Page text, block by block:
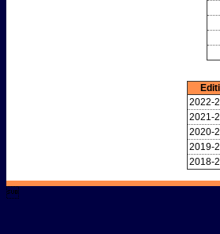
2022-
2021-
2020-
2019-
2018-
